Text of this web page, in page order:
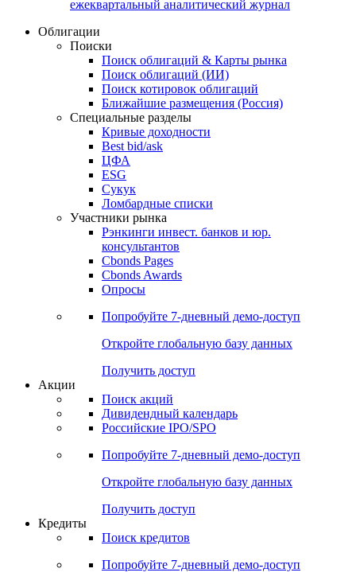
Cbonds Review
ежеквартальный аналитический журнал
Облигации
Поиски
Поиск облигаций & Карты рынка
Поиск облигаций (ИИ)
Поиск котировок облигаций
Ближайшие размещения (Россия)
Специальные разделы
Кривые доходности
Best bid/ask
ЦФА
ESG
Сукук
Ломбардные списки
Участники рынка
Рэнкинги инвест. банков и юр.
Cbonds Pages
Опросы
Попробуйте7-дневный
Откройте глобальную базу данных
Получить доступ
Поиск акций
Российские IPO/SPO
Попробуйте7-дневный
Откройте глобальную базу данных
Получить доступ